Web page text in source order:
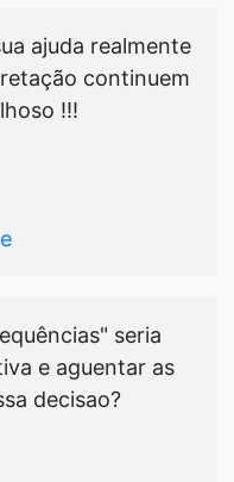
ajuda realmente
continuem
!!!
seria
e aguentar as
decisao?